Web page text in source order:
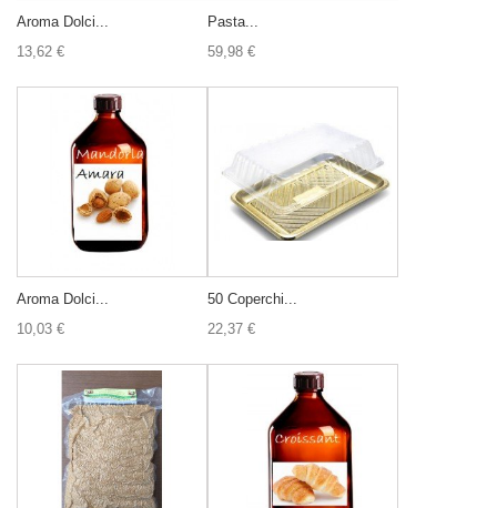
Aroma Dolci...
13,62 €
Pasta...
59,98 €
Aroma Dolci...
10,03 €
50 Coperchi...
22,37 €